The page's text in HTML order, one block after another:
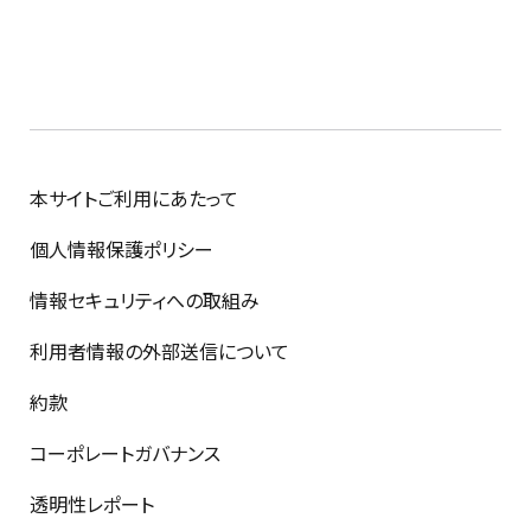
本サイトご利用にあたって
個人情報保護ポリシー
情報セキュリティへの取組み
利用者情報の外部送信について
約款
コーポレートガバナンス
透明性レポート